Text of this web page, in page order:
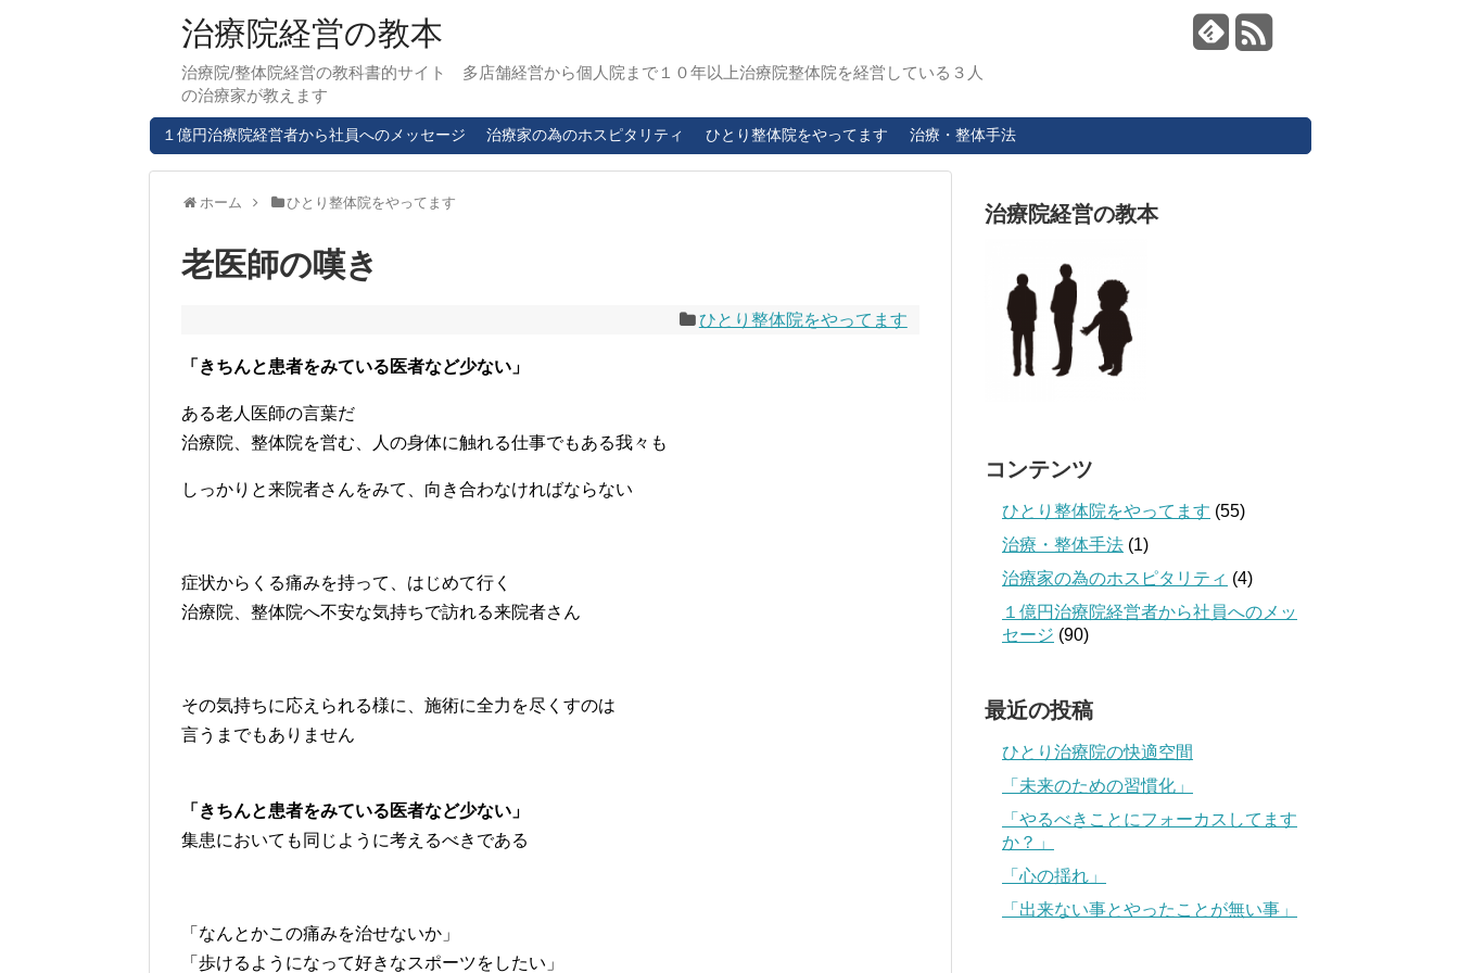
治療院経営の教本
治療院/整体院経営の教科書的サイト 多店舗経営から個人院まで１０年以上治療院整体院を経営している３人
の治療家が教えます
１億円治療院経営者から社員へのメッセージ 治療家の為のホスピタリティ ひとり整体院をやってます 治療・整体手法
ホーム ひとり整体院をやってます
老医師の嘆き
ひとり整体院をやってます
「きちんと患者をみている医者など少ない」
ある老人医師の言葉だ
治療院、整体院を営む、人の身体に触れる仕事でもある我々も
しっかりと来院者さんをみて、向き合わなければならない
症状からくる痛みを持って、はじめて行く
治療院、整体院へ不安な気持ちで訪れる来院者さん
その気持ちに応えられる様に、施術に全力を尽くすのは
言うまでもありません
「きちんと患者をみている医者など少ない」
集患においても同じように考えるべきである
「なんとかこの痛みを治せないか」
「歩けるようになって好きなスポーツをしたい」
治療院経営の教本
コンテンツ
ひとり整体院をやってます (55)
治療・整体手法 (1)
治療家の為のホスピタリティ (4)
１億円治療院経営者から社員へのメッ
セージ (90)
最近の投稿
ひとり治療院の快適空間
「未来のための習慣化」
「やるべきことにフォーカスしてます
か？」
「心の揺れ」
「出来ない事とやったことが無い事」